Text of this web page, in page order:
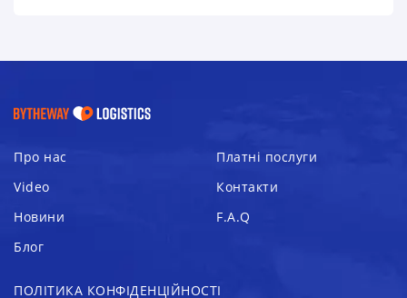
Про нас
Платні послуги
Video
Контакти
Новини
F.A.Q
Блог
ПОЛІТИКА КОНФІДЕНЦІЙНОСТІ